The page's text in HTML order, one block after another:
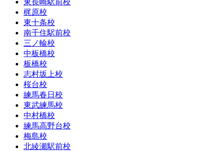
梶原校
東十条校
南千住駅前校
三ノ輪校
中板橋校
板橋校
志村坂上校
桜台校
練馬春日校
東武練馬校
中村橋校
練馬高野台校
梅島校
北綾瀬駅前校